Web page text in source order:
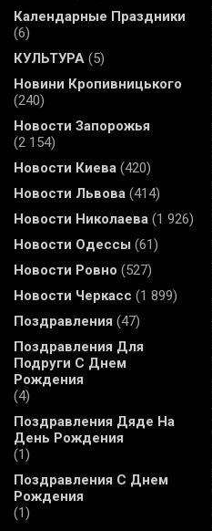
Календарные Праздники
(6)
КУЛЬТУРА (5)
Новини Кропивницького
(240)
Новости Запорожья
(2 154)
Новости Киева (420)
Новости Львова (414)
Новости Николаева (1 926)
Новости Одессы (61)
Новости Ровно (527)
Новости Черкасс (1 899)
Поздравления (47)
Поздравления Для
Подруги С Днем
Рождения
(4)
Поздравления Дяде На
День Рождения
(1)
Поздравления С Днем
Рождения
(1)